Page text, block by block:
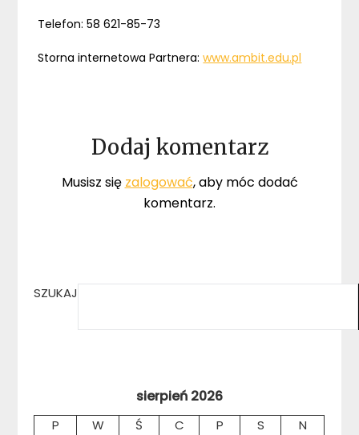
Telefon: 58 621-85-73
Storna internetowa Partnera:www.ambit.edu.pl
Dodaj komentarz
Musisz się zalogować, aby móc dodać
komentarz.
SZUKAJ
sierpień 2026
P W Ś C P S
N